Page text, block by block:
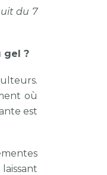
du 7
gel ?
où
est